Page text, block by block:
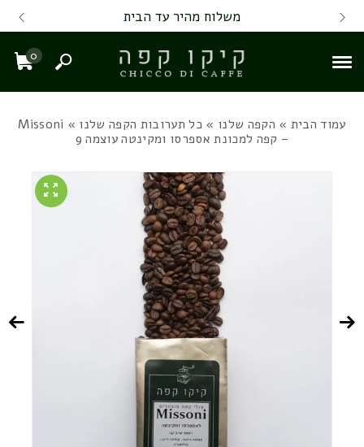
Skip to Content
Contact Us משלוח מהיר עד הבית
0
חיפוש
עמוד הבית » הקפה שלנו » כל תערובות הקפה שלנו
» Missoni
– קפה למכונת אספרסו ומקינטה עוצמה 9
Back top top